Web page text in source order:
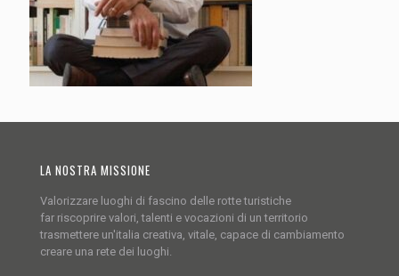
LA NOSTRA MISSIONE
Valorizzare luoghi di fascino delle rotte turistiche
far riscoprire valori, talenti e vocazioni di un territorio
trasmettere un'italia creativa, vitale, capace di cambiamento
creare una rete dei luoghi.